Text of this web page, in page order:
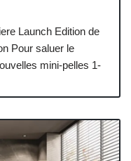
Launch Edition de
Pour saluer le
mini-pelles 1-